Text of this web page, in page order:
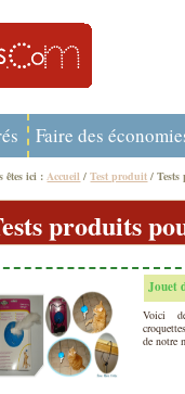
Faire des
êtes ici :Accueil /Test produit /
produits
Jouet
Voici
de notre